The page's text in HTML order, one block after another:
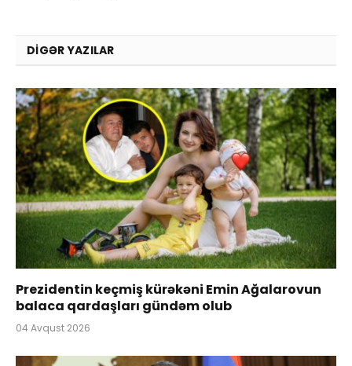
DIGƏR YAZILAR
Prezidentin keçmiş kürəkəni Emin Ağalarovun
balaca qardaşları gündəm olub
04 Avqust 2026